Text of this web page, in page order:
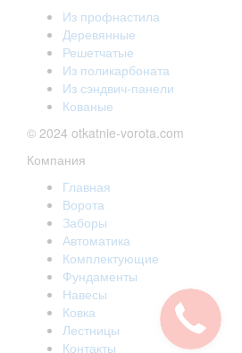
Из профнастила
Деревянные
Решетчатые
Из поликарбоната
Из сэндвич-панели
Кованые
© 2024 otkatnie-vorota.com
Компания
Главная
Ворота
Заборы
Автоматика
Комплектующие
Фундаменты
Навесы
Ковка
Лестницы
Контакты